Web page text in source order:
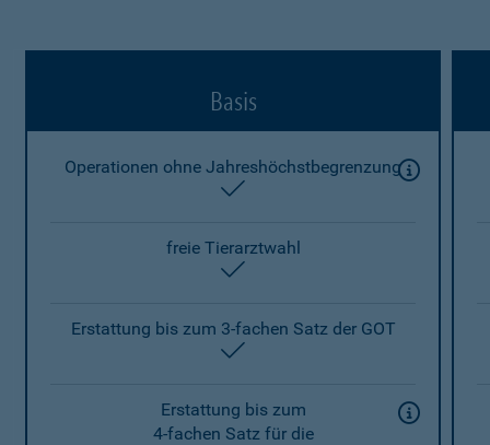
Basis
Operationen ohne Jahreshöchstbegrenzung
freie Tierarztwahl
Erstattung bis zum 3-fachen Satz der GOT
Erstattung bis zum
4-fachen Satz für die